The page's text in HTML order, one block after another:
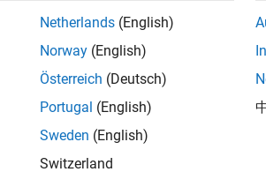
Netherlands (English)
Norway (English)
Österreich (Deutsch)
Portugal (English)
Sweden (English)
Switzerland